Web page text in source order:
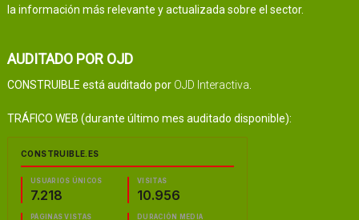
la información más relevante y actualizada sobre el sector.
AUDITADO POR OJD
CONSTRUIBLE está auditado por OJD Interactiva
TRÁFICO WEB (durante último mes auditado disponible):